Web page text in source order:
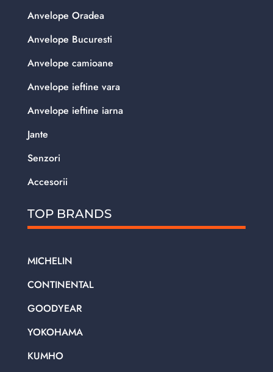
Anvelope Oradea
Anvelope Bucuresti
Anvelope camioane
Anvelope ieftine vara
Anvelope ieftine iarna
Jante
Senzori
Accesorii
TOP BRANDS
MICHELIN
CONTINENTAL
GOODYEAR
YOKOHAMA
KUMHO